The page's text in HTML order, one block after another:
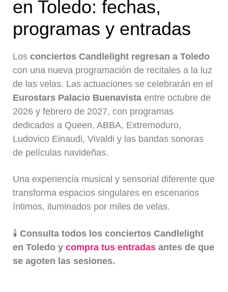
en Toledo: fechas,
programas y entradas
Losconciertos Candlelight regresan a Toledo
con una nueva programación de recitales a la luz
de las velas. Las actuaciones se celebrarán en el
Eurostars Palacio Buenavista entre octubre de
2026 y febrero de 2027, con programas
dedicados a Queen, ABBA, Extremoduro,
Ludovico Einaudi, Vivaldi y las bandas sonoras
de películas navideñas.
Una experiencia musical y sensorial diferente que
transforma espacios singulares en escenarios
íntimos, iluminados por miles de velas.
🕯️Consulta todos los conciertos Candlelight
en Toledo ycompra tus entradas antes de que
se agoten las sesiones.